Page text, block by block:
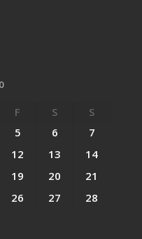
F S
S
5 6
7
12 13
14
19 20
21
26 27
28